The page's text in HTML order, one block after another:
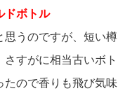
ドボトル
思うのですが、短い樽
すがに相当古いボト
たので香りも飛び気味